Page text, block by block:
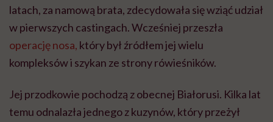
latach, za namową brata, zdecydowała się wziąć udział
w pierwszych castingach. Wcześniej przeszła
operację nosa, który był źródłem jej wielu
kompleksów i szykan ze strony rówieśników.
Jej przodkowie pochodzą z obecnej Białorusi. Kilka lat
temu odnalazła jednego z kuzynów, który przeżył